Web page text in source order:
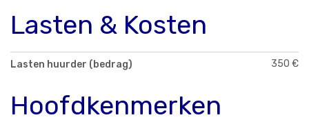
Lasten & Kosten
Lasten huurder (bedrag) 350 €
Hoofdkenmerken